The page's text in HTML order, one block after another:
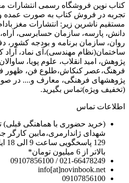
کتاب نوین فروشگاه رسمی انتشارات
تجربه در فروش کتاب به صورت
مستقیم ناشرین زیر: انتشارات مغز
دانش، پارسه، سازمان حسابرسی،
روان، سازمان برنامه و بودجه کشور،
ساختمان(نظام مهندسی)،آی نماد، آراد
پژوهش، امید انقلاب، علوم پویا،
فرهنگ،عصر کنکاش،طلوع فن، ظهور
پژوهشهای فرهنگی، معارف و.... در
(تخفیف ویژه)تماس بگیرید.
اطلاعات تماس
(خرید حضوری با هماهنگی قبلی)
شهدای ژاندارمری،مابین کارگر
بالاتر از 6 میلیون تومان*
021-66478249 / 09107856100
info[at]novinbook.net
09107856100